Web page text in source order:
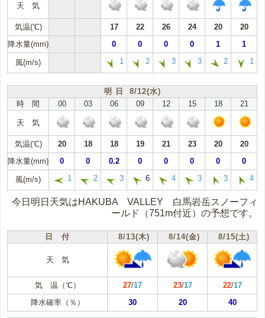
天 気
気温(℃) 17 22 26 24 20
20
降水量(mm)
0 0 0 0 1 1
風(m/s) 1 2 3 3 2 1
明 日 8/12(水)
時 間
00 03 06 09 12 15 18 21
天 気
気温(℃) 20 18 18 19 21 23 20
20
降水量(mm)
0 0 0.2 0 0 0 0 0
風(m/s) 1 2 3 6 4 3 3 4
今日明日天気はHAKUBA VALLEY 白馬岩岳スノーフィ
ールド（751m付近）の予想です。
日 付 8/13(木) 8/14(金) 8/15(土)
天 気
気 温（℃） 27/17 23/17 22/17
降水確率（％）
30 20 40